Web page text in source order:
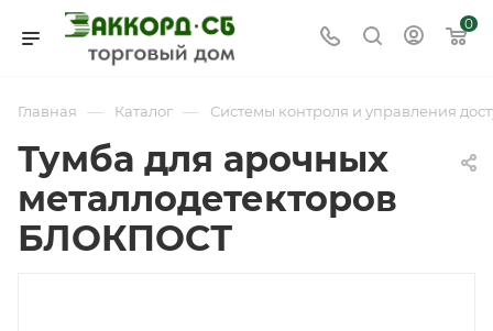
0
Главная — Каталог — Системы контроля и управления
Тумба для арочных
металлодетекторов
БЛОКПОСТ